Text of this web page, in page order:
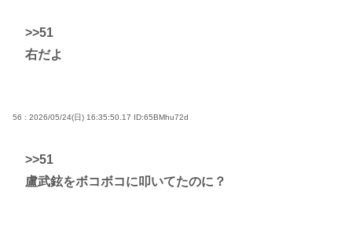
>>51
右だよ
56 : 2026/05/24(日) 16:35:50.17 ID:65BMhu72d
>>51
盧武鉉をボコボコに叩いてたのに？